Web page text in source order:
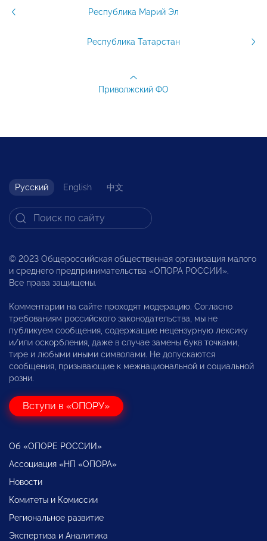
Республика Марий Эл
Республика Татарстан
Приволжский ФО
Русский English 中文
© 2023 Общероссийская общественная организация малого
и среднего предпринимательства «ОПОРА РОССИИ».
Все права защищены.
Комментарии на сайте проходят модерацию. Согласно
требованиям российского законодательства, мы не
публикуем сообщения, содержащие нецензурную лексику
и/или оскорбления, даже в случае замены букв точками,
тире и любыми иными символами. Не допускаются
сообщения, призывающие к межнациональной и социальной
розни.
Вступи в «ОПОРУ»
Об «ОПОРЕ РОССИИ»
Ассоциация «НП «ОПОРА»
Новости
Комитеты и Комиссии
Региональное развитие
Экспертиза и Аналитика